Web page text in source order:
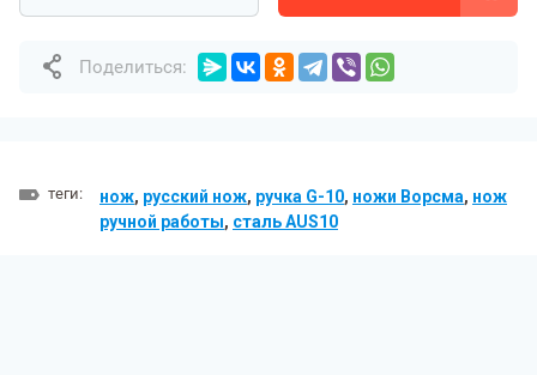
Поделиться:
теги: нож, русский нож, ручка G-10, ножи Ворсма, нож
ручной работы, сталь AUS10